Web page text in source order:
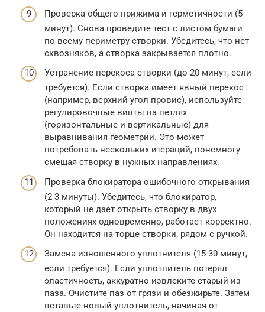
Проверка общего прижима и герметичности (5
минут). Снова проведите тест с листом бумаги
по всему периметру створки. Убедитесь, что нет
сквозняков, а створка закрывается плотно.
Устранение перекоса створки (до 20 минут, если
требуется). Если створка имеет явный перекос
(например, верхний угол провис), используйте
регулировочные винты на петлях
(горизонтальные и вертикальные) для
выравнивания геометрии. Это может
потребовать нескольких итераций, понемногу
смещая створку в нужных направлениях.
Проверка блокиратора ошибочного открывания
(2-3 минуты). Убедитесь, что блокиратор,
который не дает открыть створку в двух
положениях одновременно, работает корректно.
Он находится на торце створки, рядом с ручкой.
Замена изношенного уплотнителя (15-30 минут,
если требуется). Если уплотнитель потерял
эластичность, аккуратно извлеките старый из
паза. Очистите паз от грязи и обезжирьте. Затем
вставьте новый уплотнитель, начиная от